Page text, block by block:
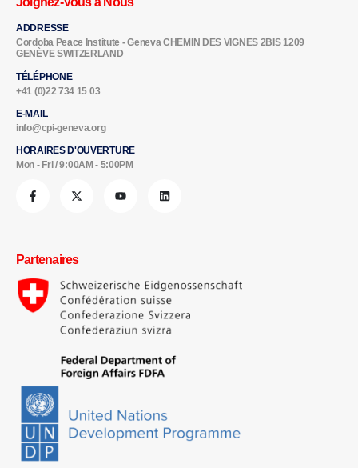
ADDRESSE
Cordoba Peace Institute - Geneva CHEMIN DES VIGNES 2BIS 1209
GENÈVE SWITZERLAND
TÉLÉPHONE
+41 (0)22 734 15 03
E-MAIL
info@cpi-geneva.org
HORAIRES D'OUVERTURE
Mon - Fri / 9:00AM - 5:00PM
Partenaires